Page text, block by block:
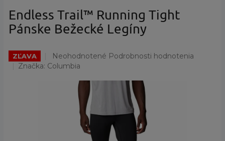
Endless Trail™ Running Tight
Pánske Bežecké Legíny
ZĽAVA
Priemerné
hodnotenie
hviezdičiek.
Neohodnotené Podrobnosti hodnotenia
Značka: Columbia